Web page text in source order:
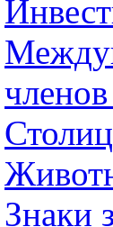
Знаки